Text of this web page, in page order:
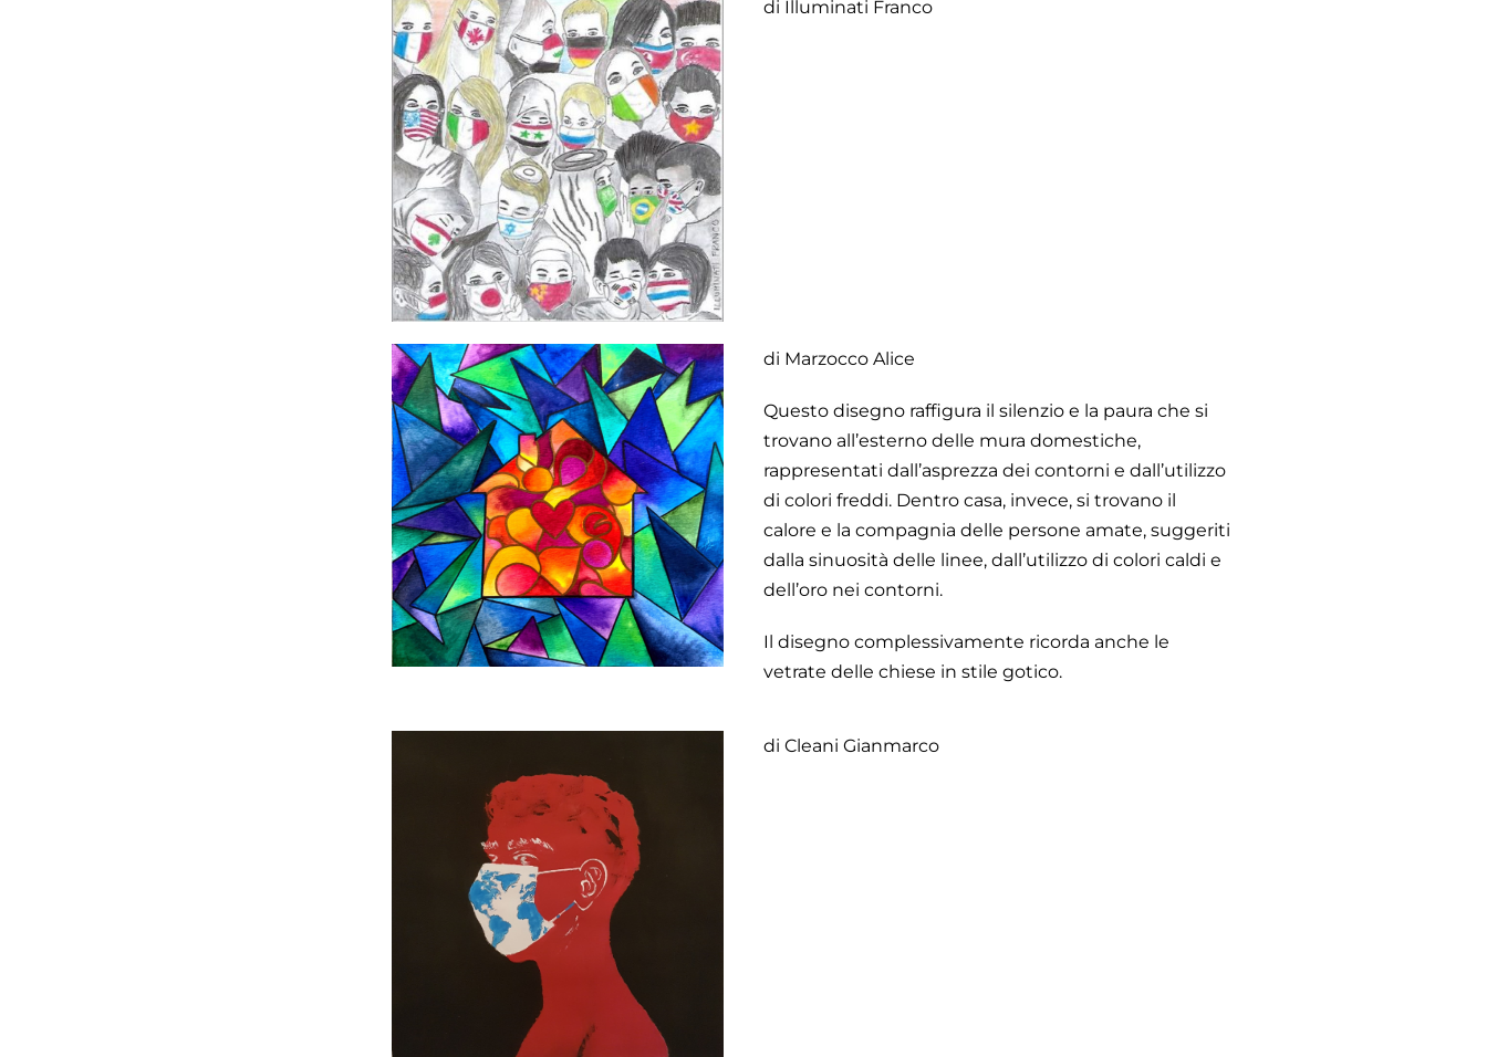
di Illuminati Franco
di Marzocco Alice
Questo disegno raffigura il silenzio e la paura che si
trovano all’esterno delle mura domestiche,
rappresentati dall’asprezza dei contorni e dall’utilizzo
di colori freddi. Dentro casa, invece, si trovano il
calore e la compagnia delle persone amate, suggeriti
dalla sinuosità delle linee, dall’utilizzo di colori caldi e
dell’oro nei contorni.
Il disegno complessivamente ricorda anche le
vetrate delle chiese in stile gotico.
di Cleani Gianmarco